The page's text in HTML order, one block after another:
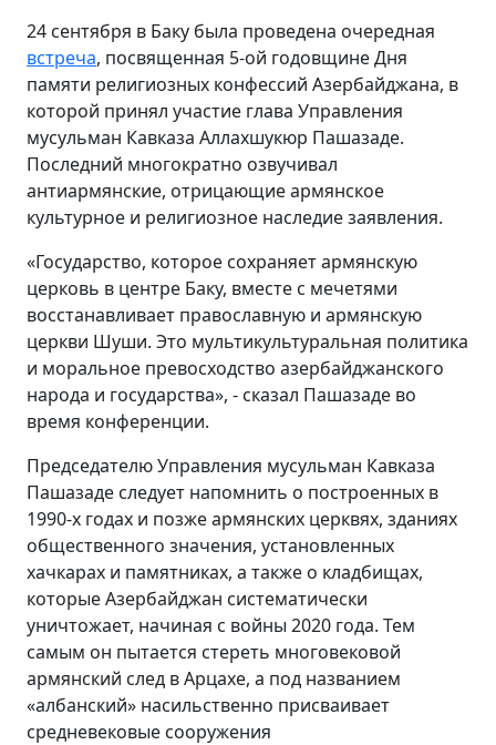
24 сентября в Баку была проведена очередная
встреча, посвященная 5-ой годовщине Дня
памяти религиозных конфессий Азербайджана, в
которой принял участие глава Управления
мусульман Кавказа Аллахшукюр Пашазаде.
Последний многократно озвучивал
антиармянские, отрицающие армянское
культурное и религиозное наследие заявления.
«Государство, которое сохраняет армянскую
церковь в центре Баку, вместе с мечетями
восстанавливает православную и армянскую
церкви Шуши. Это мультикультуральная политика
и моральное превосходство азербайджанского
народа и государства», - сказал Пашазаде во
время конференции.
Председателю Управления мусульман Кавказа
Пашазаде следует напомнить о построенных в
1990-х годах и позже армянских церквях, зданиях
общественного значения, установленных
хачкарах и памятниках, а также о кладбищах,
которые Азербайджан систематически
уничтожает, начиная с войны 2020 года. Тем
самым он пытается стереть многовековой
армянский след в Арцахе, а под названием
«албанский» насильственно присваивает
средневековые сооружения